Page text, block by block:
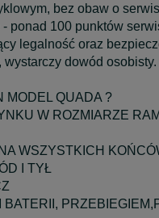
bez obaw o
ponad 100 punktów
legalność oraz
dowód osobisty.
MODEL QUADA ?
W ROZMIARZE
WSZYSTKICH
I TYŁ